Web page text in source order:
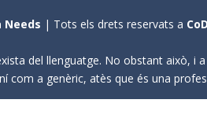
Needs | Tots els drets reservats a
del llenguatge. No obstant això, i
com a genèric, atès que és una